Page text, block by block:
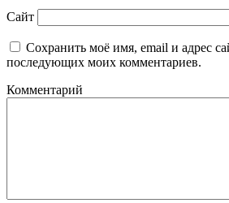
Сайт
Сохранить моё имя, email и адрес
последующих моих комментариев.
Комментарий